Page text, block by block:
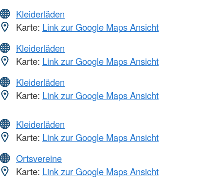
Kleiderläden
Karte: Link zur Google Maps Ansicht
Kleiderläden
Karte: Link zur Google Maps Ansicht
Kleiderläden
Karte: Link zur Google Maps Ansicht
Kleiderläden
Karte: Link zur Google Maps Ansicht
Ortsvereine
Karte: Link zur Google Maps Ansicht